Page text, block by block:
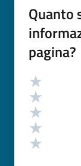
Quanto
pagina?
Valutazione